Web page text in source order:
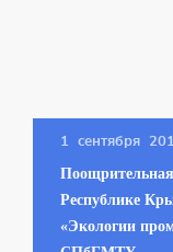
1 сентября
Республике
«Экологии